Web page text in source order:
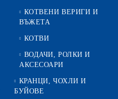
КОТВЕНИ ВЕРИГИ И
ВЪЖЕТА
КОТВИ
ВОДАЧИ, РОЛКИ И
АКСЕСОАРИ
КРАНЦИ, ЧОХЛИ И
БУЙОВЕ